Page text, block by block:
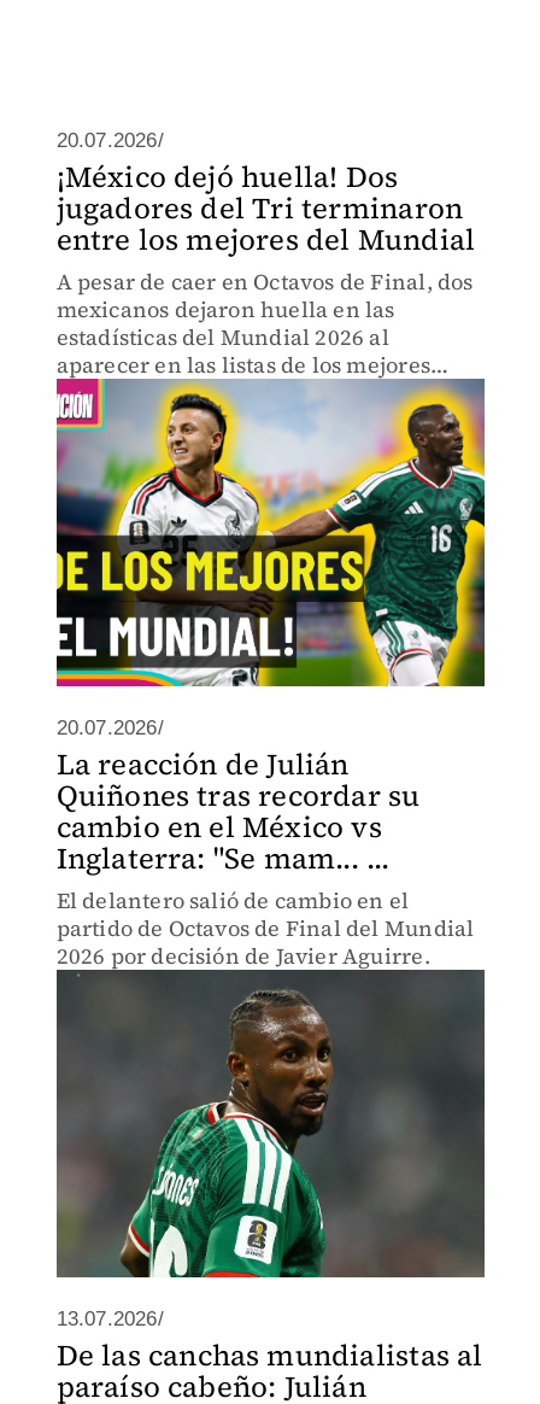
20.07.2026/
¡México dejó huella! Dos
jugadores del Tri terminaron
entre los mejores del Mundial
A pesar de caer en Octavos de Final, dos
mexicanos dejaron huella en las
estadísticas del Mundial 2026 al
aparecer en las listas de los mejores
anotadores y asistidores del torneo.
20.07.2026/
La reacción de Julián
Quiñones tras recordar su
cambio en el México vs
Inglaterra: "Se mam... ...
El delantero salió de cambio en el
partido de Octavos de Final del Mundial
2026 por decisión de Javier Aguirre.
13.07.2026/
De las canchas mundialistas al
paraíso cabeño: Julián